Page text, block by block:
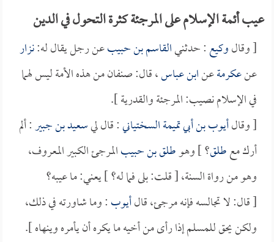
عيب أئمة الإسلام على المرجئة كثرة التحول في الدين
[ وقالوكيع: حدثنيالقاسم بن حبيبعن رجل يقال له:نزار
عنعكرمةعنابن عباس، قال: صنفان من هذه الأمة ليس لهما
في الإسلام نصيب: المرجئة والقدرية ].
[ وقالأيوب بن أبي تميمة السختياني: قال ليسعيد بن جبير: ألم
أرك معطلق؟ ] وهوطلق بن حبيبالمرجئ الكبير المعروف،
وهو من رواة السنة، [ قلت: بلى فما له؟ ] يعني: ما عيبه؟
[ قال: لا تجالسه فإنه مرجئ، قالأيوب: وما شاورته في ذلك،
ولكن يحق للمسلم إذا رأى من أخيه ما يكره أن يأمره وينهاه ].